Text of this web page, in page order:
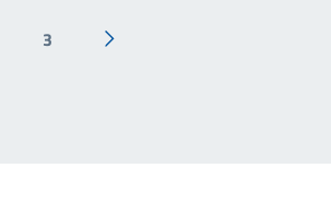
3
Pagina successiva